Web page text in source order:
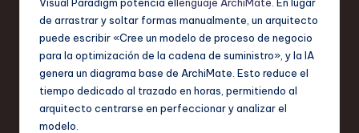
de arrastrar y soltar formas manualmente, un arquitecto
puede escribir «Cree un modelo de proceso de negocio
para la optimización de la cadena de suministro», y la IA
genera un diagrama base de ArchiMate. Esto reduce el
tiempo dedicado al trazado en horas, permitiendo al
arquitecto centrarse en perfeccionar y analizar el
modelo.